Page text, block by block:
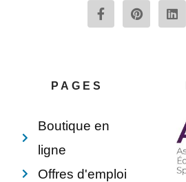
F
a
c
P
i
n
L
i
n
PAGES
Boutique en
ligne
Offres d'emploi